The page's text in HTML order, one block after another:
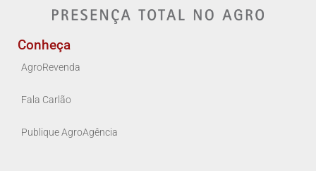
Conheça
AgroRevenda
Fala Carlão
Publique AgroAgência